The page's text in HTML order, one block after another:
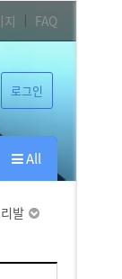
지 FAQ
로그인
All
발